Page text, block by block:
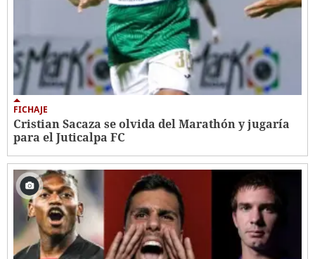
FICHAJE
Cristian Sacaza se olvida del Marathón y jugaría
para el Juticalpa FC